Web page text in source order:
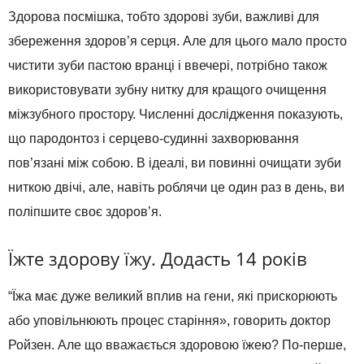
Здорова посмішка, тобто здорові зуби, важливі для
збереження здоров’я серця. Але для цього мало просто
чистити зуби пастою вранці і ввечері, потрібно також
використовувати зубну нитку для кращого очищення
міжзубного простору. Численні дослідження показують,
що пародонтоз і серцево-судинні захворювання
пов’язані між собою. В ідеалі, ви повинні очищати зуби
ниткою двічі, але, навіть роблячи це один раз в день, ви
поліпшите своє здоров’я.
Їжте здорову їжу. Додасть 14 років
“Їжа має дуже великий вплив на гени, які прискорюють
або уповільнюють процес старіння», говорить доктор
Ройзен. Але що вважається здоровою їжею? По-перше,